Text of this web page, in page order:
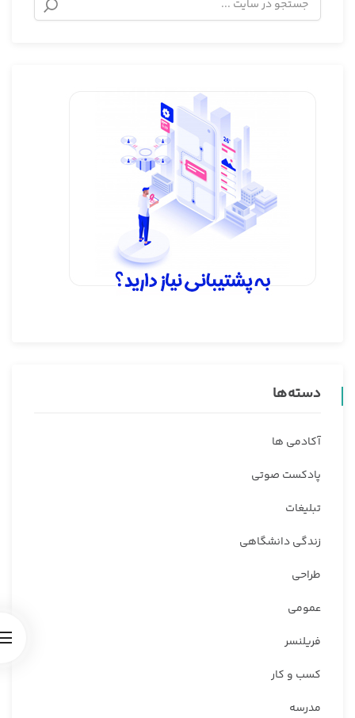
دسته‌ها
آکادمی ها
پادکست صوتی
تبلیغات
زندگی دانشگاهی
طراحی
عمومی
فریلنسر
کسب و کار
مدرسه